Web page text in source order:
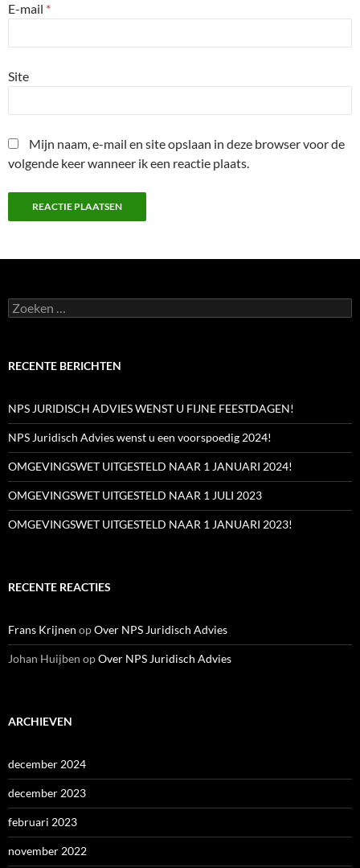
E-mail *
Site
Mijn naam, e-mail en site opslaan in deze browser voor de
volgende keer wanneer ik een reactie plaats.
Zoeken
naar:
RECENTE BERICHTEN
NPS JURIDISCH ADVIES WENST U FIJNE FEESTDAGEN!
NPS Juridisch Advies wenst u een voorspoedig 2024!
OMGEVINGSWET UITGESTELD NAAR 1 JANUARI 2024!
OMGEVINGSWET UITGESTELD NAAR 1 JULI 2023
OMGEVINGSWET UITGESTELD NAAR 1 JANUARI 2023!
RECENTE REACTIES
Frans Krijnen opOver NPS Juridisch Advies
Johan Huijben opOver NPS Juridisch Advies
ARCHIEVEN
december 2024
december 2023
februari 2023
november 2022